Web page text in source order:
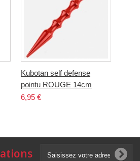
Kubotan self defense
pointu ROUGE 14cm
6,95 €